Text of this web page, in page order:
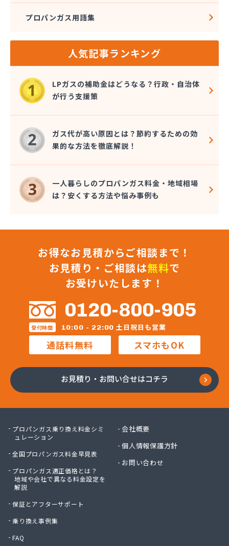
株式会社平松総合企画 プロパンガス部
株式会社別井商店
関彰商事株式会社 真岡LPガスセンター
岩谷産業株式会社 宇都宮支店
鬼怒川プロパン
吉澤保全株式会社倉庫
橋本産業株式会社
近嵐商事有限会社
金子商事有限会社
桑原商店
郡司燃料店
慶野燃料店
戸恒燃料店
戸村商店
五味田商店
江連燃料株式会社
佐藤燃料店
佐野市エルピーガス販売協同組合
佐野燃料
細井プロパン
三愛オブリガス東日本株式会社 栃木支店 宇都宮
営業所/卸売課
三柴正雄商店
三田岱治商店
氏家高圧ガス保安センター
小篠酸素株式会社
小島不動産
小野崎燃料設備有限会社
松島ガス株式会社
上都賀プロパンガス協同組合
神山液化ガス
須田商事株式会社
プロパンガス用語集
人気記事ランキング
LPガスの補助金はどうなる？行政・自治体
が行う支援策
ガス代が高い原因とは？節約するための効
果的な方法を徹底解説！
一人暮らしのプロパンガス料金・地域相場
は？安くする方法や悩み事例も
お得なお見積からご相談まで！
お見積り・ご相談は無料で
お受けいたします！
0120-800-905
受付時間 10:00 - 22:00 土日祝日も営業
通話料無料 スマホもOK
お見積り・お問い合せはコチラ
プロパンガス乗り換え料金シミ
ュレーション
全国プロパンガス料金早見表
プロパンガス適正価格とは？
地域や会社で異なる料金設定を
解説
保証とアフターサポート
乗り換え事例集
FAQ
会社概要
個人情報保護方針
お問い合わせ